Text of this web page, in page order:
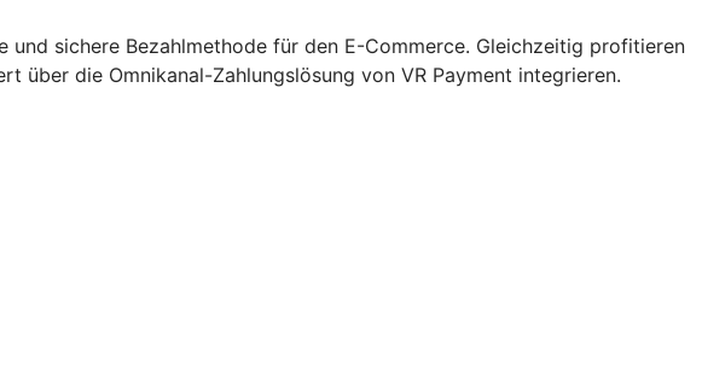
sichere Bezahlmethode für den E-Commerce. Gleichzeitig profitieren
über die Omnikanal-Zahlungslösung von VR Payment integrieren.